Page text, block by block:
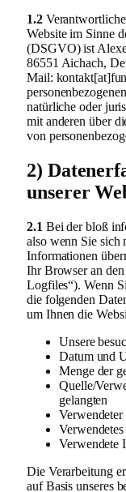
1.2
Website im Sinne
(DSGVO) ist
86551 Aichach,
Mail:
natürliche oder
mit anderen über
von
2)
unserer
2.1 Bei der bloß
also wenn Sie sich
Informationen
Ihr Browser an
Logfiles“). Wenn
die folgenden
um Ihnen die
Unsere
Datum und
Menge der
Quelle/
gelangten
Verwendete
Die Verarbeitung
auf Basis unseres